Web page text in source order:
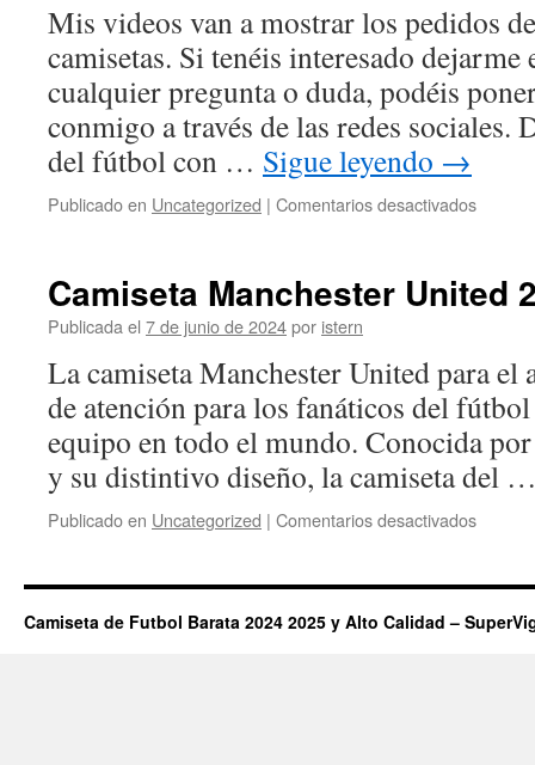
Mis videos van a mostrar los pedidos
camisetas. Si tenéis interesado
cualquier pregunta o duda, podéis
conmigo a través de las redes sociales.
del fútbol con … Sigue leyendo →
Publicado en Uncategorized | Comentarios desactivadosen
23/24
Camiseta Manchester United
Publicada el 7 de junio de 2024por istern
La camiseta Manchester United para el
de atención para los fanáticos del
equipo en todo el mundo. Conocida
y su distintivo diseño, la camiseta del
Publicado en Uncategorized | Comentarios desactivadosen
United
2024
Camiseta de Futbol Barata 2024 2025 y Alto Calidad –